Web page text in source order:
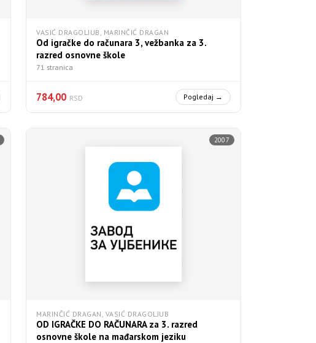
VASIĆ DRAGOLJUB, MARINČIĆ DRAGAN
Od igračke do računara 3, vežbanka za 3.
razred osnovne škole
71 stranica
784,00 RSD Pogledaj →
2007
MARINČIĆ DRAGAN, VASIĆ DRAGOLJUB
OD IGRAČKE DO RAČUNARA za 3. razred
osnovne škole na mađarskom jeziku